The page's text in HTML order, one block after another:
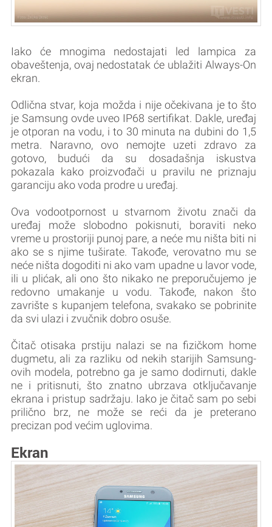
Iako će mnogima nedostajati led lampica za
obaveštenja, ovaj nedostatak će ublažiti Always-On
ekran.
Odlična stvar, koja možda i nije očekivana je to što
je Samsung ovde uveo IP68 sertifikat. Dakle, uređaj
je otporan na vodu, i to 30 minuta na dubini do 1,5
metra. Naravno, ovo nemojte uzeti zdravo za
gotovo, budući da su dosadašnja iskustva
pokazala kako proizvođači u pravilu ne priznaju
garanciju ako voda prodre u uređaj.
Ova vodootpornost u stvarnom životu znači da
uređaj može slobodno pokisnuti, boraviti neko
vreme u prostoriji punoj pare, a neće mu ništa biti ni
ako se s njime tuširate. Takođe, verovatno mu se
neće ništa dogoditi ni ako vam upadne u lavor vode,
ili u plićak, ali ono što nikako ne preporučujemo je
redovno umakanje u vodu. Takođe, nakon što
zavrište s kupanjem telefona, svakako se pobrinite
da svi ulazi i zvučnik dobro osuše.
Čitač otisaka prstiju nalazi se na fizičkom home
dugmetu, ali za razliku od nekih starijih Samsung-
ovih modela, potrebno ga je samo dodirnuti, dakle
ne i pritisnuti, što znatno ubrzava otključavanje
ekrana i pristup sadržaju. Iako je čitač sam po sebi
prilično brz, ne može se reći da je preterano
precizan pod većim uglovima.
Ekran